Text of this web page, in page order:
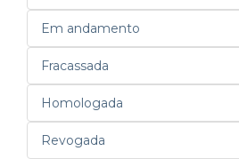
Em andamento
Fracassada
Homologada
Revogada